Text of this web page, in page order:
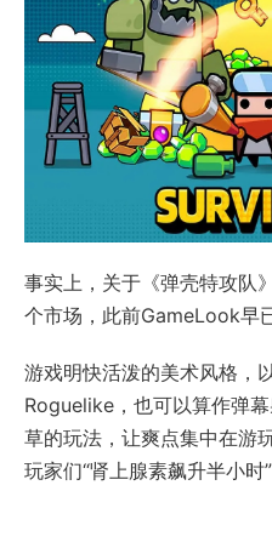
事实上，关于《弹壳特攻队
个市场，此前GameLook早
游戏明快活泼的美术风格，
Roguelike，也可以算作弹
草的玩法，让爽点集中在游
玩家们“肾上腺素飙升半小时